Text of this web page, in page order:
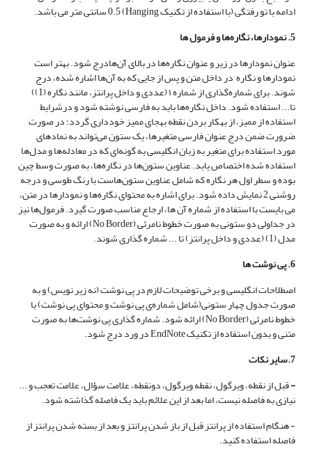
ادامه با تو رفتگی (با استفاده از تکنیک Hanging) 0.5 سانتی متر می باشد.
5. نمودارها، نگاره‌ها و فرمول ها
عنوان نمودارها در زیر و عنوان نگاره‌ها در بالای آن‌هادرج شود. بهتر است
نمودارها و نگاره ‌ در داخل متن و پس از جایی که به آن‌ها اشاره شده، درج
شوند. برای شماره‌گذاری از شماره ١ (عددی و داخل پرانتز، مانند نگاره (1))
تا... استفاده شود. داخل نگاره‌ها باید به فارسی نوشته شود و درشرایط
استفاده از ممیز، از به‎کار بردن نقطه به‎جای ممیز خودداری گردد؛ در صورت
ضرورت ضمن درج عنوان فارسی متغیر‌ها، یک ستون می‌تواند به نمادهای
مورد استفاده برای متغیر به زبان انگلیسی به گونه‌ای که در معادله‌ها و مدل‌ها
استفاده شده اختصاص یابد. عناوین ستون‌ها در نگاره‌ها، به صورت وسط چین
بوده و سطر اول هر نگاره که شامل عناوین ستون‌هاست با رنگ طوسی و درجه
روشنی 2 نمایش داده شود. برای اشاره به محتوای نگاره‌ها و نمودارها در متن،
می بایست با استفاده از شماره آن ها، ارجاع مناسب صورت گیرد. فرمول‌ها نیز
در جداولی دو ستونی به صورت خطوط نامرئی (No Border) ارائه و به صورت
مدل (1) (عددی و داخل پرانتز) تا ... شماره گذاری شوند.
6. پی نوشت ها
اصطلاحات انگلیسی و برخی توضیحات لازم در پی نوشت (نه زیر نویس) و به
صورت جدول چهار ستونی(شامل شماره‌ی پی نوشت و محتوای پی نوشت) با
خطوط نامرئی (No Border) ارائه شود. شماره گذاری پی نوشت‌ها به صورت
متنی و بدون استفاده از تکنیک EndNote در ورد درج شود.
7.سایر نکات
-قبل از نقطه، ویرگول، نقطه ویرگول، دونقطه، علامت سؤال، علامت تعجب و ...
نیازی به فاصله نیست، اما بعد از این علائم باید یک فاصله گذاشته شود.
- هنگام استفاده از پرانتز قبل از باز شدن پرانتز و بعد از بسته شدن پرانتز از
فاصله استفاده کنید.